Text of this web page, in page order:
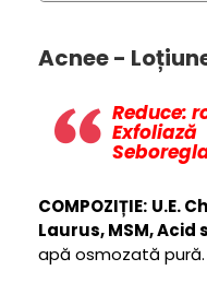
Acnee -
Reduce:
Exfoliază
COMPOZIȚIE: U.E.
Laurus, MSM, Acid
apă osmozată pură.